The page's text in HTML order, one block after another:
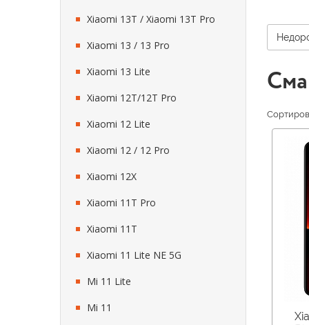
Xiaomi 13T / Xiaomi 13T Pro
Xiaomi 13 / 13 Pro
Xiaomi 13 Lite
Xiaomi 12T/12T Pro
Xiaomi 12 Lite
Xiaomi 12 / 12 Pro
Xiaomi 12X
Xiaomi 11T Pro
Xiaomi 11T
Xiaomi 11 Lite NE 5G
Mi 11 Lite
Mi 11